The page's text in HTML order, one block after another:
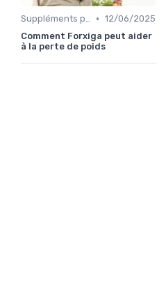
Suppléments pour la perte de poids • 12/06/2025
Comment Forxiga peut aider
à la perte de poids